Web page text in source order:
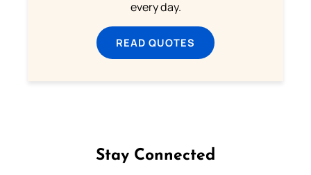
every day.
READ QUOTES
Stay Connected